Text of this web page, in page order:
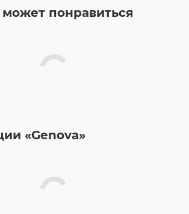
понравиться
«Genova»